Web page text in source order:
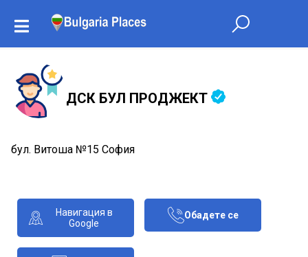
ДСК БУЛ ПРОДЖЕКТ
бул. Витоша №15 София
Навигация в
Google
Обадете се